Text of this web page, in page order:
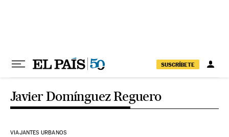
SUSCRÍBETE
Javier Domínguez Reguero
VIAJANTES URBANOS